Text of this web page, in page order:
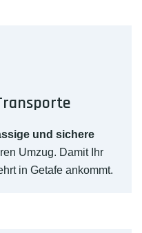
und sichere
Umzug. Damit Ihr
in Getafe ankommt.